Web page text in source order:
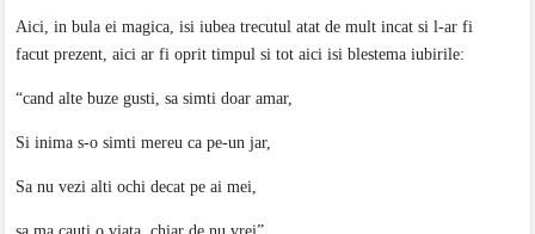
Aici, in bula ei magica, isi iubea trecutul atat de mult incat si l-ar fi
facut prezent, aici ar fi oprit timpul si tot aici isi blestema iubirile:
“cand alte buze gusti, sa simti doar amar,
Si inima s-o simti mereu ca pe-un jar,
Sa nu vezi alti ochi decat pe ai mei,